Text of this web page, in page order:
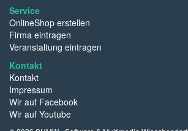
Service
OnlineShop erstellen
Firma eintragen
Veranstaltung eintragen
Kontakt
Kontakt
Impressum
Wir auf Facebook
Wir auf Youtube